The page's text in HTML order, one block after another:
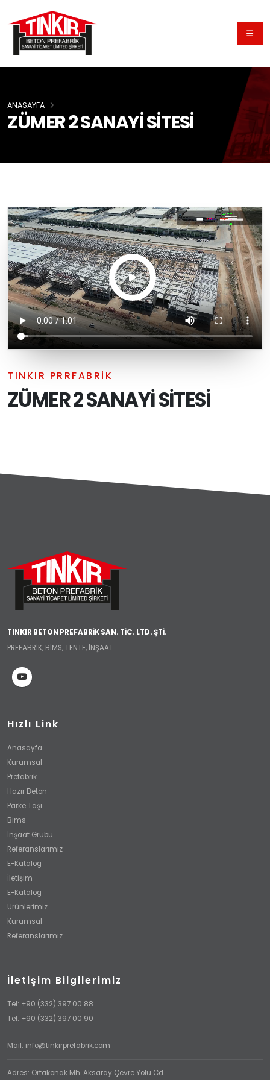
ZÜMER 2 SANAYİ SİTESİ
ANASAYFA
TINKIR PRRFABRİK
ZÜMER 2 SANAYİ SİTESİ
TINKIR BETON PREFABRİK SAN. TİC. LTD. ŞTİ.
PREFABRİK, BİMS, TENTE, İNŞAAT...
Hızlı Link
Anasayfa
Kurumsal
Prefabrik
Hazır Beton
Parke Taşı
Bims
İnşaat Grubu
Referanslarımız
E-Katalog
İletişim
E-Katalog
Ürünlerimiz
Kurumsal
Referanslarımız
İletişim Bilgilerimiz
Tel: +90 (332) 397 00 88
Tel: +90 (332) 397 00 90
Mail: info@tinkirprefabrik.com
Adres: Ortakonak Mh. Aksaray Çevre Yolu Cd.